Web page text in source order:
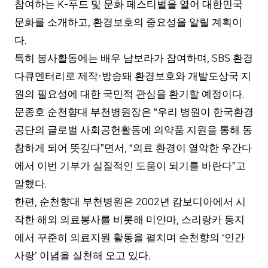
참여하는 K-푸드 및 문화 페스티벌을 열어 대한민국
문화를 소개하고, 환경보호의 중요성을 알릴 계획이
다.
특히 봉사활동에는 배우 남보라가 참여하며 , SBS 환경
다큐멘터리로 제작·방송돼 환경보호와 개발도상국 지
원의 필요성에 대한 국민적 관심을 환기할 예정이다.
문종호 순천향대 부천병원장은 “우리 병원이 한국환경
공단의 글로벌 사회공헌활동에 의약품 지원을 통해 동
참하게 되어 뜻깊다”면서 , “의료 환경이 열악한 우간다
에서 이번 기부가 실질적인 도움이 되기를 바란다”고
말했다.
한편, 순천향대 부천병원은 2002년 캄보디아에서 시
작한 해외 의료봉사를 비롯해 미얀마, 스리랑카 등지
에서 꾸준히 의료지원 활동을 펼치며 순천향의 ‘인간
사랑’ 이념을 실천해 오고 있다.